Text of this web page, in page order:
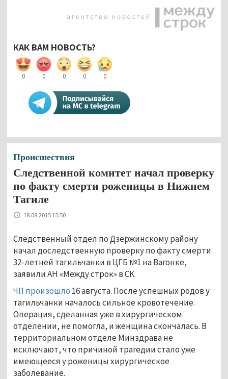
КАК ВАМ НОВОСТЬ?
0 0 0 0 0
Происшествия
Следственной комитет начал проверку
по факту смерти роженицы в Нижнем
Тагиле
18.08.2015 15:50
Следственный отдел по Дзержинскому району
начал доследственную проверку по факту смерти
32-летней тагильчанки в ЦГБ №1 на Вагонке,
заявили АН «Между строк» в СК.
ЧП произошло 16 августа. После успешных родов у
тагильчанки началось сильное кровотечение.
Операция, сделанная уже в хирургическом
отделении, не помогла, и женщина скончалась. В
территориальном отделе Минздрава не
исключают, что причиной трагедии стало уже
имеющееся у роженицы хирургическое
заболевание.